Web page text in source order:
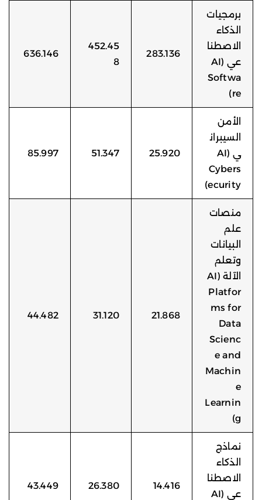
برمجيات
الذكاء
الاصطنا
عي (AI
Softwa
re)
283.136
452.45
8
636.146
الأمن
السيبران
ي (AI
Cybers
ecurity)
25.920
51.347
85.997
منصات
علم
البيانات
وتعلم
الآلة (AI
Platfor
ms for
Data
Scienc
e and
Machin
e
Learnin
g)
21.868
31.120
44.482
نماذج
الذكاء
الاصطنا
عي (AI
14.416
26.380
43.449